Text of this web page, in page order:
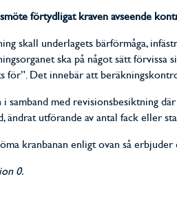
förtydligat kraven avseende
skall underlagets bärförmåga,
ska på något sätt förvissa
för”. Det innebär att
samband med revisionsbesiktning
ändrat utförande av antal fack eller
kranbanan enligt ovan så
0.